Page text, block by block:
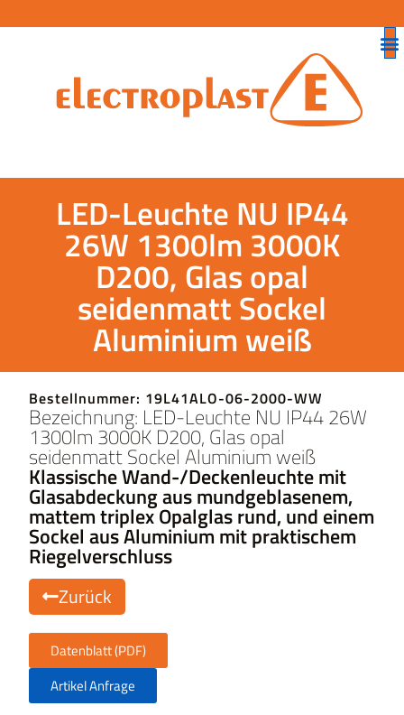
LED-Leuchte NU IP44
26W 1300lm 3000K
D200, Glas opal
seidenmatt Sockel
Aluminium weiß
Bestellnummer: 19L41ALO-06-2000-WW
Bezeichnung: LED-Leuchte NU IP44 26W
1300lm 3000K D200, Glas opal
seidenmatt Sockel Aluminium weiß
Klassische Wand-/Deckenleuchte mit
Glasabdeckung aus mundgeblasenem,
mattem triplex Opalglas rund, und einem
Sockel aus Aluminium mit praktischem
Riegelverschluss
Zurück
Datenblatt (PDF)
Artikel Anfrage